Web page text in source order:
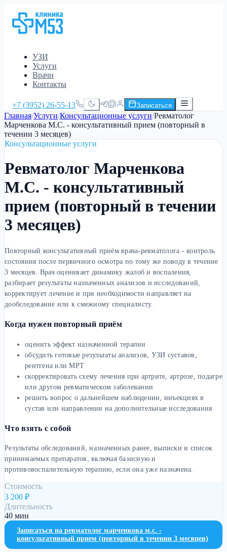
УЗИ
Услуги
Врачи
Контакты
+7 (3952) 26-55-13 Записаться
Главная/Услуги/Консультационные услуги/Ревматолог
Марченкова М.С. - консультативный прием (повторный в
течении 3 месяцев)
Консультационные услуги
Ревматолог Марченкова
М.С. - консультативный
прием (повторный в течении
3 месяцев)
Повторный консультативный приём врача-ревматолога - контроль
состояния после первичного осмотра по тому же поводу в течение
3 месяцев. Врач оценивает динамику жалоб и воспаления,
разбирает результаты назначенных анализов и исследований,
корректирует лечение и при необходимости направляет на
дообследование или к смежному специалисту.
Когда нужен повторный приём
оценить эффект назначенной терапии
обсудить готовые результаты анализов, УЗИ суставов,
рентгена или МРТ
скорректировать схему лечения при артрите, артрозе, подагре
или другом ревматическом заболевании
решить вопрос о дальнейшем наблюдении, инъекциях в
сустав или направлении на дополнительные исследования
Что взять с собой
Результаты обследований, назначенных ранее, выписки и список
принимаемых препаратов, включая базисную и
противовоспалительную терапию, если она уже назначена.
Стоимость
3 200 ₽
Длительность
40 мин
Записаться на ревматолог марченкова м.с. -
консультативный прием (повторный в течении 3 месяцев)